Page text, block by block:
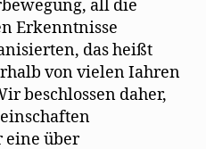
all die
Erkenntnisse
das heißt
von vielen Iahren
beschlossen daher,
eine über